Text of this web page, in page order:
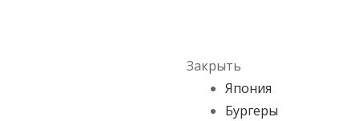
Закрыть
Япония
Бургеры